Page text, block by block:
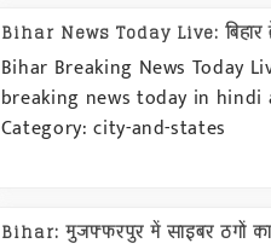
Bihar News Today Live: बिहार
Bihar Breaking News Today
breaking news today in hindi
Category: city-and-states
Bihar: मुजफ्फरपुर में साइबर ठगों